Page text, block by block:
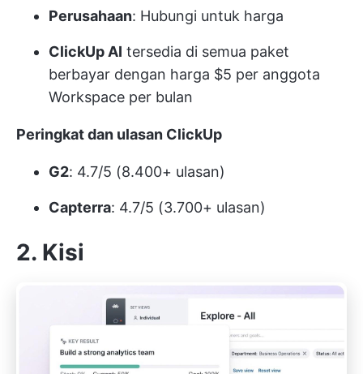
Perusahaan: Hubungi untuk harga
ClickUp AI tersedia di semua paket
berbayar dengan harga $5 per anggota
Workspace per bulan
Peringkat dan ulasan ClickUp
G2: 4.7/5 (8.400+ ulasan)
Capterra: 4.7/5 (3.700+ ulasan)
2. Kisi